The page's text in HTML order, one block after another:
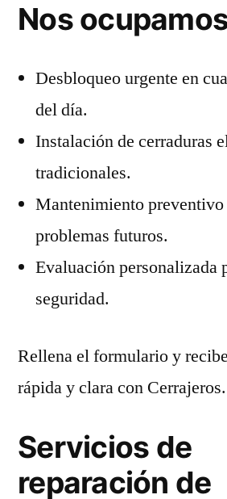
Nos
Desbloqueo urgente en
del día.
Instalación de cerraduras
tradicionales.
Mantenimiento
problemas futuros.
Evaluación personalizada
seguridad.
Rellena el formulario y
rápida y clara con Cerrajeros.
Servicios de
reparación de